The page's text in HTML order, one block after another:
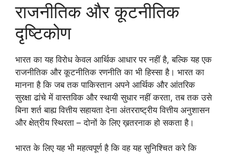
राजनीतिक और कूटनीतिक
दृष्टिकोण
भारत का यह विरोध केवल आर्थिक आधार पर नहीं है, बल्कि यह एक
राजनीतिक और कूटनीतिक रणनीति का भी हिस्सा है। भारत का
मानना है कि जब तक पाकिस्तान अपने आर्थिक और आंतरिक
सुरक्षा ढांचे में वास्तविक और स्थायी सुधार नहीं करता, तब तक उसे
बिना शर्त बाह्य वित्तीय सहायता देना अंतरराष्ट्रीय वित्तीय अनुशासन
और क्षेत्रीय स्थिरता – दोनों के लिए ख़तरनाक हो सकता है।
भारत के लिए यह भी महत्वपूर्ण है कि वह यह सुनिश्चित करे कि